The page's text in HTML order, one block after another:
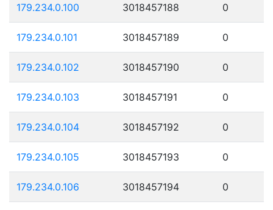
179.234.0.100 3018457188 0
179.234.0.101 3018457189 0
179.234.0.102 3018457190 0
179.234.0.103 3018457191 0
179.234.0.104 3018457192 0
179.234.0.105 3018457193 0
179.234.0.106 3018457194 0